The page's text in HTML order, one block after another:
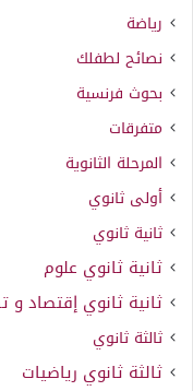
رياضة
نصائح لطفلك
بحوث فرنسية
متفرقات
المرحلة الثانوية
أولى ثانوي
ثانية ثانوي
ثانية ثانوي علوم
ثانية ثانوي إقتصاد
ثالثة ثانوي
ثالثة ثانوي رياضيات